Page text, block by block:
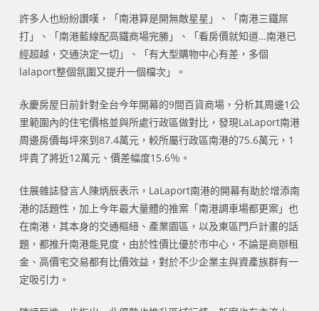
許多人也紛紛讚嘆，「南港算是開無敵星星」、「南港三鐵屌
打」、「南港藍線配高鐵商場完勝」、「看房價就知道…南港已
經超越，交通決定一切」、「有大型購物中心有差，多個
lalaport整個氛圍又提升一個檔次」。
永慶房屋日前針對全台今年開幕的9間百貨商場，分析其周邊1公
里範圍內的住宅價格並與所處行政區做對比，發現LaLaport南港
周邊房價每坪來到87.4萬元，較所屬行政區南港的75.6萬元，1
坪貴了將近12萬元、價差幅度15.6％。
住展雜誌發言人陳炳辰表示，LaLaport南港的開幕有助於增添南
港的話題性，加上今年最大量體的推案「南港調車場都更案」也
在南港，其本身的交通樞紐、產業園區，以及東區門戶計畫的話
題，都推升南港能見度，由於性價比優於市中心，不論是商辦租
金、高價宅交易都有比價效益，對於不少企業主與資產族群有一
定吸引力。